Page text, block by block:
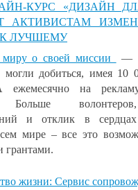
КУРС «ДИЗАЙН
АКТИВИСТАМ
ЛУЧШЕМУ
миру о своей миссии
—
добиться, имея 10
на
и отклик в
мире – все это
грантами.
жизни: Сервис